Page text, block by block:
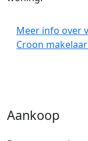
Meer info over
Croon
Aankoop